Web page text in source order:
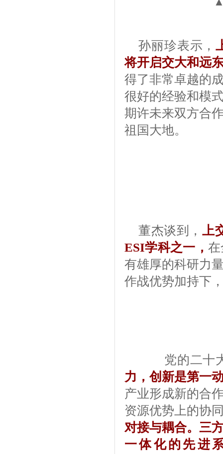
孙丽珍表示，
将开启交大和远
得了非常卓越的
很好的经验和模
期许未来双方合
祖国大地。
董杰谈到， 上
ESI学科之一，
有雄厚的科研力
作战优势加持下
党的二十大
力，创新是第一
产业形成新的合
资源优势上的协
对接与耦合。三
一体化的先进